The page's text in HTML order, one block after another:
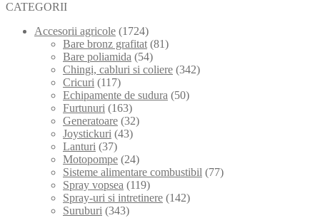
CATEGORII
Accesorii agricole (1724)
Bare bronz grafitat (81)
Bare poliamida (54)
Chingi, cabluri si coliere (342)
Cricuri (117)
Echipamente de sudura (50)
Furtunuri (163)
Generatoare (32)
Joystickuri (43)
Lanturi (37)
Motopompe (24)
Sisteme alimentare combustibil (77)
Spray vopsea (119)
Spray-uri si intretinere (142)
Suruburi (343)